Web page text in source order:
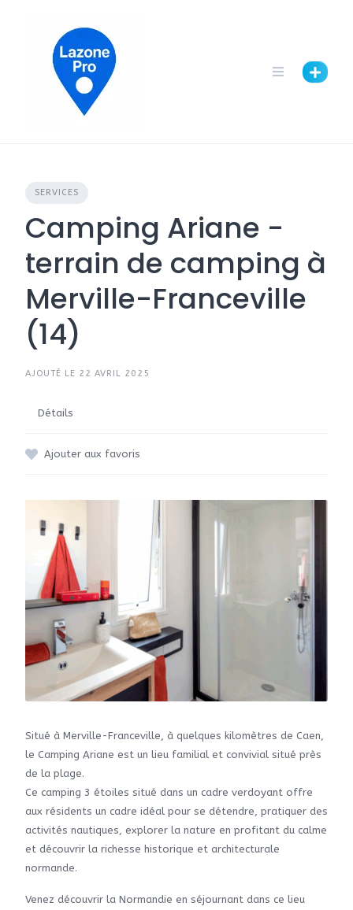
SERVICES
Camping Ariane -
terrain de camping à
Merville-Franceville
(14)
AJOUTÉ LE 22 AVRIL 2025
Détails
Ajouter aux favoris
Situé à Merville-Franceville, à quelques kilomètres de Caen,
le Camping Ariane est un lieu familial et convivial situé près
de la plage.
Ce camping 3 étoiles situé dans un cadre verdoyant offre
aux résidents un cadre idéal pour se détendre, pratiquer des
activités nautiques, explorer la nature en profitant du calme
et découvrir la richesse historique et architecturale
normande.
Venez découvrir la Normandie en séjournant dans ce lieu